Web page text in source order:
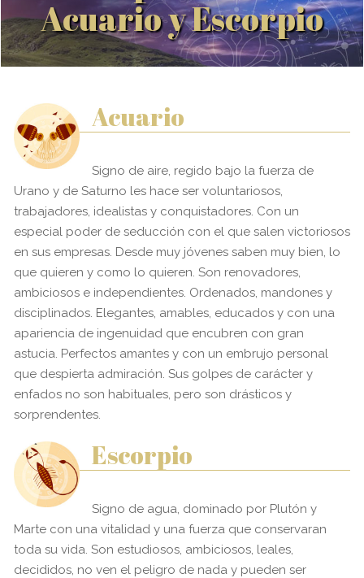
Acuario y Escorpio
Acuario
Signo de aire, regido bajo la fuerza de
Urano y de Saturno les hace ser voluntariosos,
trabajadores, idealistas y conquistadores. Con un
especial poder de seducción con el que salen victoriosos
en sus empresas. Desde muy jóvenes saben muy bien, lo
que quieren y como lo quieren. Son renovadores,
ambiciosos e independientes. Ordenados, mandones y
disciplinados. Elegantes, amables, educados y con una
apariencia de ingenuidad que encubren con gran
astucia. Perfectos amantes y con un embrujo personal
que despierta admiración. Sus golpes de carácter y
enfados no son habituales, pero son drásticos y
sorprendentes.
Escorpio
Signo de agua, dominado por Plutón y
Marte con una vitalidad y una fuerza que conservaran
toda su vida. Son estudiosos, ambiciosos, leales,
decididos, no ven el peligro de nada y pueden ser